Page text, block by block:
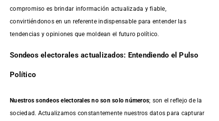
compromiso es brindar información actualizada y fiable,
convirtiéndonos en un referente indispensable para entender las
tendencias y opiniones que moldean el futuro político.
Sondeos electorales actualizados: Entendiendo el Pulso
Político
Nuestros sondeos electorales no son solo números; son el reflejo de la
sociedad. Actualizamos constantemente nuestros datos para capturar